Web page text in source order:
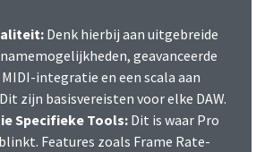
Denk hierbij aan uitgebreide
geavanceerde
integratie en een scala aan
zijn basisvereisten voor elke DAW.
Specifieke Tools: Dit is waar Pro
Features zoals Frame Rate-